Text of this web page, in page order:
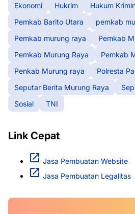
Ekonomi
Hukrim Hukum
Pemkab Barito Utara
pemkab
Pemkab murung raya
Pemkab
Pemkab Murung Raya
Pemkab
Penkab Murung raya
Polresta
Seputar Berita Murung Raya
Sosial
TNI
Link Cepat
Jasa Pembuatan Website
Jasa Pembuatan Legalitas